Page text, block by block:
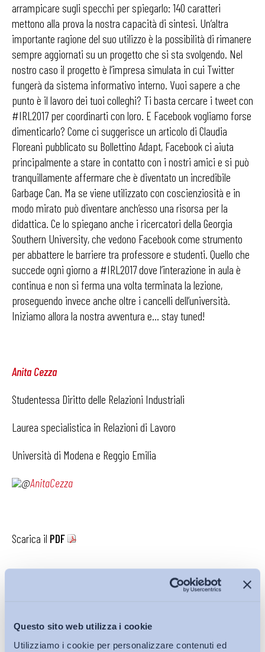
Questo sito web utilizza i cookie
Utilizziamo i cookie per personalizzare contenuti ed
arrampicare sugli specchi per spiegarlo: 140 caratteri
mettono alla prova la nostra capacità di sintesi. Un’altra
importante ragione del suo utilizzo è la possibilità di rimanere
sempre aggiornati su un progetto che si sta svolgendo. Nel
nostro caso il progetto è l’impresa simulata in cui Twitter
fungerà da sistema informativo interno. Vuoi sapere a che
punto è il lavoro dei tuoi colleghi? Ti basta cercare i tweet con
#IRL2017 per coordinarti con loro. E Facebook vogliamo forse
dimenticarlo? Come ci suggerisce un articolo di Claudia
Floreani pubblicato su Bollettino Adapt, Facebook ci aiuta
principalmente a stare in contatto con i nostri amici e si può
tranquillamente affermare che è diventato un incredibile
Garbage Can. Ma se viene utilizzato con coscienziosità e in
modo mirato può diventare anch’esso una risorsa per la
didattica. Ce lo spiegano anche i ricercatori della Georgia
Southern University, che vedono Facebook come strumento
per abbattere le barriere tra professore e studenti. Quello che
succede ogni giorno a #IRL2017 dove l’interazione in aula è
continua e non si ferma una volta terminata la lezione,
proseguendo invece anche oltre i cancelli dell’università.
Iniziamo allora la nostra avventura e… stay tuned!
Anita Cezza
Studentessa Diritto delle Relazioni Industriali
Laurea specialistica in Relazioni di Lavoro
Università di Modena e Reggio Emilia
@AnitaCezza
Scarica il PDF